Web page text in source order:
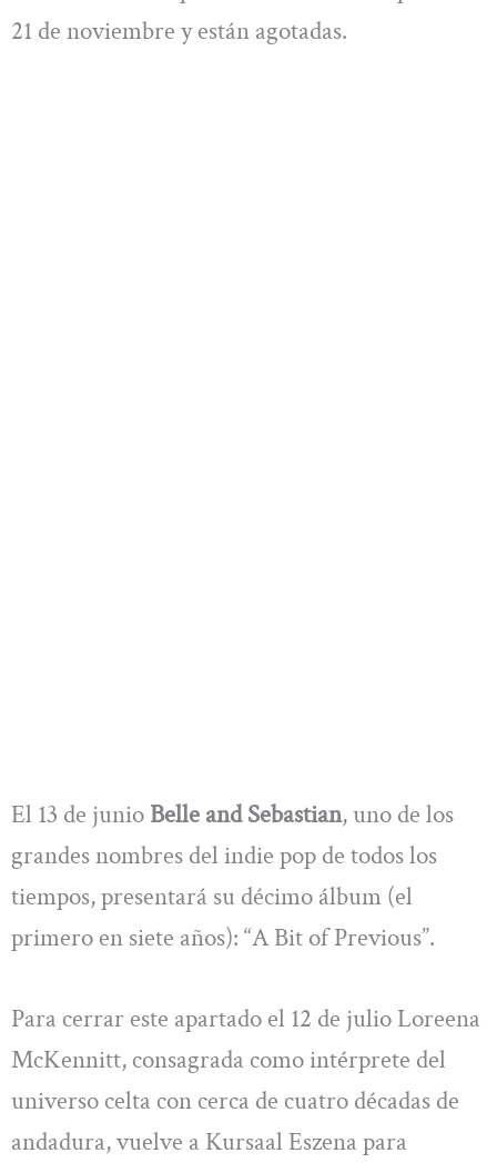
21 de noviembre y están agotadas.
El 13 de junio Belle and Sebastian, uno de los
grandes nombres del indie pop de todos los
tiempos, presentará su décimo álbum (el
primero en siete años): “A Bit of Previous”.
Para cerrar este apartado el 12 de julio Loreena
McKennitt, consagrada como intérprete del
universo celta con cerca de cuatro décadas de
andadura, vuelve a Kursaal Eszena para